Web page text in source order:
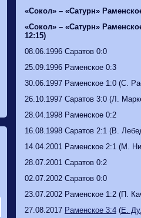
«Сокол» – «Сатурн»
«Сокол» – «Сатурн»
12:15)
08.06.1996 Саратов 0:0
25.09.1996 Раменское 0:3
30.06.1997 Раменское 1:0 (С.
26.10.1997 Саратов 3:0 (Л.
28.04.1998 Раменское 0:2
16.08.1998 Саратов 2:1 (В.
14.04.2001 Раменское 2:1 (М.
28.07.2001 Саратов 0:2
02.07.2002 Саратов 0:0
23.07.2002 Раменское 1:2 (П.
27.08.2017 Раменское 3:4 (Е.